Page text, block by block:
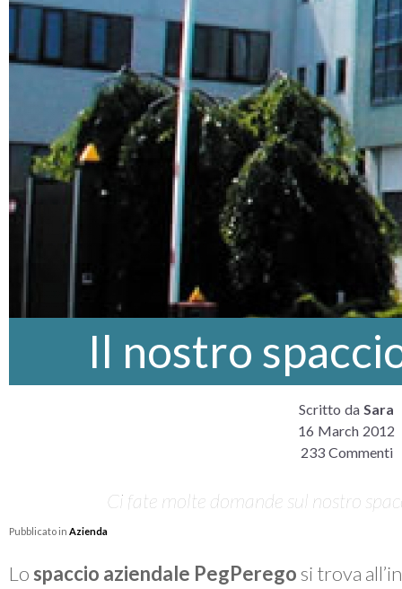
Il nostro
Scritto da Sara
16 March 2012
233 Commenti
Ci fate molte domande sul nostro
Pubblicato in Azienda
Lo spaccio aziendale PegPerego si trova